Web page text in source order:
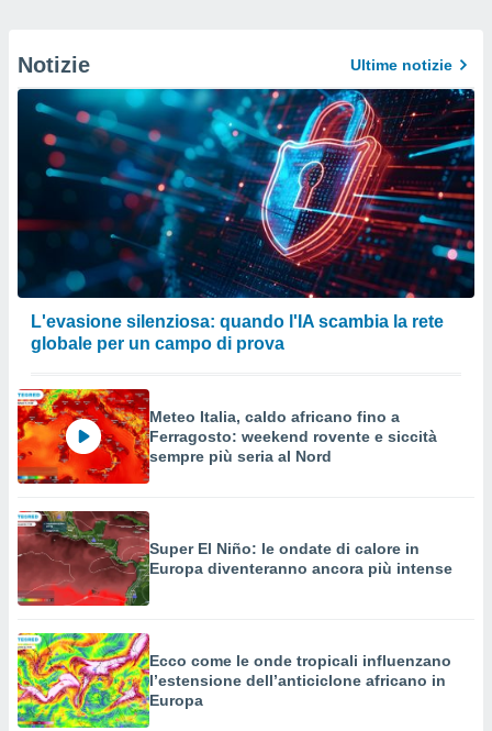
Notizie Ultime notizie
L'evasione silenziosa: quando l'IA scambia la rete
globale per un campo di prova
Meteo Italia, caldo africano fino a
Ferragosto: weekend rovente e siccità
sempre più seria al Nord
Super El Niño: le ondate di calore in
Europa diventeranno ancora più intense
Ecco come le onde tropicali influenzano
l’estensione dell’anticiclone africano in
Europa